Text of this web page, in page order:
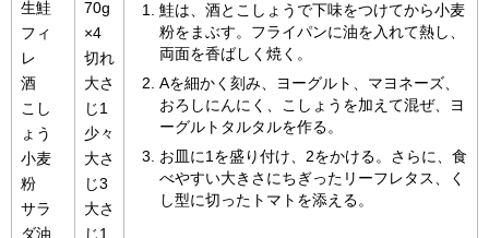
生鮭
フィ
レ
酒
こし
ょう
小麦
粉
サラ
ダ油
70g
×4
切れ
大さ
じ1
少々
大さ
じ3
大さ
じ1
鮭は、酒とこしょうで下味をつけてから小麦
粉をまぶす。フライパンに油を入れて熱し、
両面を香ばしく焼く。
Aを細かく刻み、ヨーグルト、マヨネーズ、
おろしにんにく、こしょうを加えて混ぜ、ヨ
ーグルトタルタルを作る。
お皿に1を盛り付け、2をかける。さらに、食
べやすい大きさにちぎったリーフレタス、く
し型に切ったトマトを添える。